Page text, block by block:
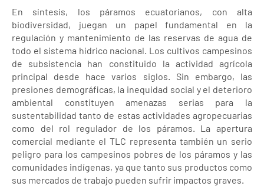
En síntesis, los páramos ecuatorianos, con alta
biodiversidad, juegan un papel fundamental en la
regulación y mantenimiento de las reservas de agua de
todo el sistema hídrico nacional. Los cultivos campesinos
de subsistencia han constituido la actividad agrícola
principal desde hace varios siglos. Sin embargo, las
presiones demográficas, la inequidad social y el deterioro
ambiental constituyen amenazas serias para la
sustentabilidad tanto de estas actividades agropecuarias
como del rol regulador de los páramos. La apertura
comercial mediante el TLC representa también un serio
peligro para los campesinos pobres de los páramos y las
comunidades indígenas, ya que tanto sus productos como
sus mercados de trabajo pueden sufrir impactos graves.